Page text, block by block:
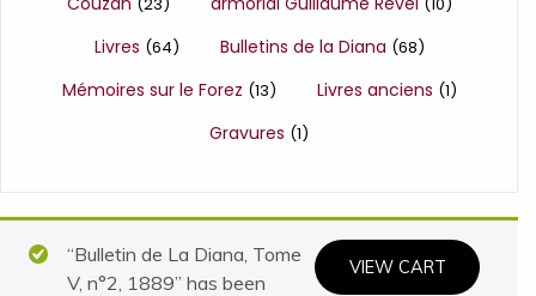
Livres (64) Bulletins de la Diana (68)
Mémoires sur le Forez (13) Livres anciens (1)
Gravures (1)
VIEW CART
“Bulletin de La Diana, Tome
V, n°2, 1889” has been